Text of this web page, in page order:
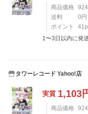
商品価格 924
送料
0 円
ポイント
41
1〜3日以内に発
タワーレコード Yahoo!店
実質 1,103
商品価格 924